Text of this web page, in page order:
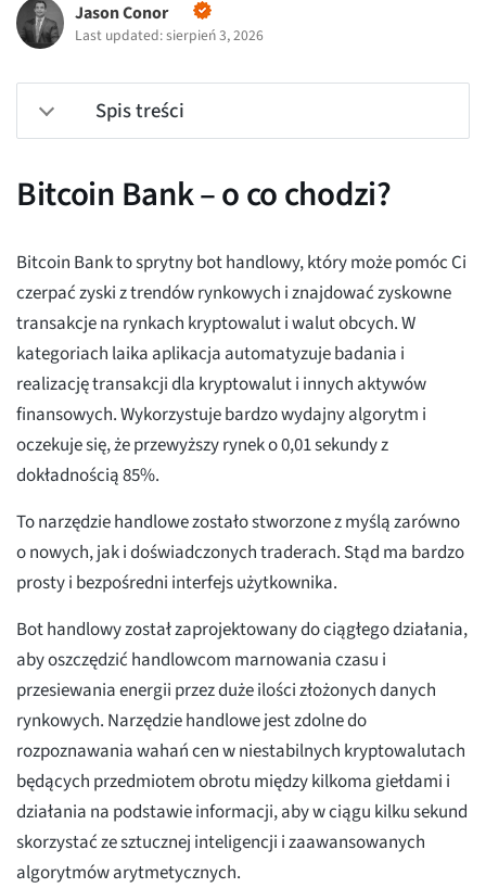
Jason Conor
Last updated: sierpień 3, 2026
Spis treści
Bitcoin Bank – o co chodzi?
Bitcoin Bank to sprytny bot handlowy, który może pomóc Ci
czerpać zyski z trendów rynkowych i znajdować zyskowne
transakcje na rynkach kryptowalut i walut obcych. W
kategoriach laika aplikacja automatyzuje badania i
realizację transakcji dla kryptowalut i innych aktywów
finansowych. Wykorzystuje bardzo wydajny algorytm i
oczekuje się, że przewyższy rynek o 0,01 sekundy z
dokładnością 85%.
To narzędzie handlowe zostało stworzone z myślą zarówno
o nowych, jak i doświadczonych traderach. Stąd ma bardzo
prosty i bezpośredni interfejs użytkownika.
Bot handlowy został zaprojektowany do ciągłego działania,
aby oszczędzić handlowcom marnowania czasu i
przesiewania energii przez duże ilości złożonych danych
rynkowych. Narzędzie handlowe jest zdolne do
rozpoznawania wahań cen w niestabilnych kryptowalutach
będących przedmiotem obrotu między kilkoma giełdami i
działania na podstawie informacji, aby w ciągu kilku sekund
skorzystać ze sztucznej inteligencji i zaawansowanych
algorytmów arytmetycznych.